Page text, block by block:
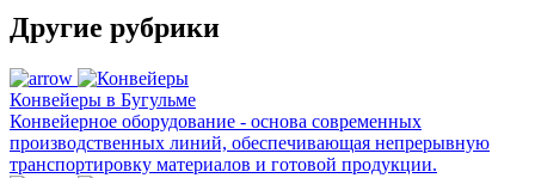
Другие рубрики
Конвейеры в Бугульме
Конвейерное оборудование - основа современных
производственных линий, обеспечивающая непрерывную
транспортировку материалов и готовой продукции.